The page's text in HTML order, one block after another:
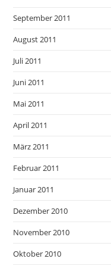
September 2011
August 2011
Juli 2011
Juni 2011
Mai 2011
April 2011
März 2011
Februar 2011
Januar 2011
Dezember 2010
November 2010
Oktober 2010